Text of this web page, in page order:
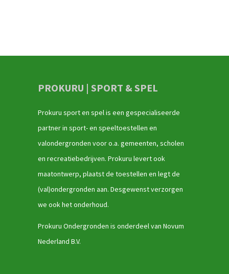
PROKURU | SPORT & SPEL
Prokuru sport en spel is een gespecialiseerde
partner in sport- en speeltoestellen en
valondergronden voor o.a. gemeenten, scholen
en recreatiebedrijven. Prokuru levert ook
maatontwerp, plaatst de toestellen en legt de
(val)ondergronden aan. Desgewenst verzorgen
we ook het onderhoud.
Prokuru Ondergronden is onderdeel van Novum
Nederland B.V.